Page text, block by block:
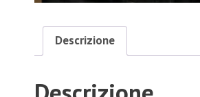
Descrizione